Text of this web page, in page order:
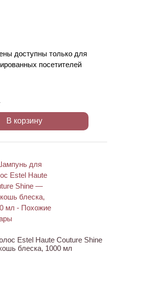
доступны только для
посетителей
В корзину
Estel Haute Couture Shine
блеска, 1000 мл